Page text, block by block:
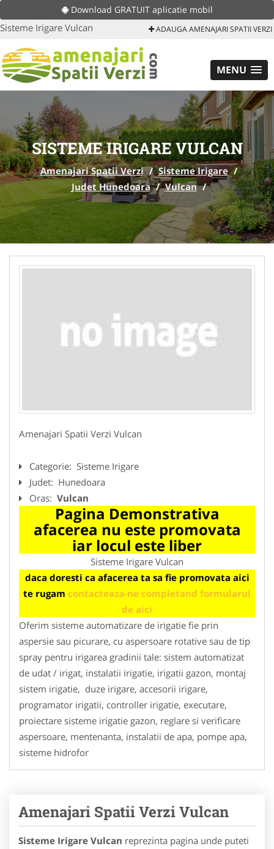
Download GRATUIT aplicatie mobil
Sisteme Irigare Vulcan ADAUGA AMENAJARI SPATII VERZI
MENU
SISTEME IRIGARE VULCAN
Amenajari Spatii Verzi / Sisteme Irigare /
Judet Hunedoara / Vulcan /
Amenajari Spatii Verzi Vulcan
Categorie: Sisteme Irigare
Judet: Hunedoara
Oras: Vulcan
Pagina Demonstrativa
afacerea nu este promovata
iar locul este liber
Sisteme Irigare Vulcan
daca doresti ca afacerea ta sa fie promovata aici
te rugam contacteaza-ne completand formularul
de aici
Oferim sisteme automatizare de irigatie fie prin
aspersie sau picurare, cu aspersoare rotative sau de tip
spray pentru irigarea gradinii tale: sistem automatizat
de udat / irigat, instalatii irigatie, irigatii gazon, montaj
sistem irigatie, duze irigare, accesorii irigare,
programator irigatii, controller irigatie, executare,
proiectare sisteme irigatie gazon, reglare si verificare
aspersoare, mentenanta, instalatii de apa, pompe apa,
sisteme hidrofor
Amenajari Spatii Verzi Vulcan
Sisteme Irigare Vulcan reprezinta pagina unde puteti